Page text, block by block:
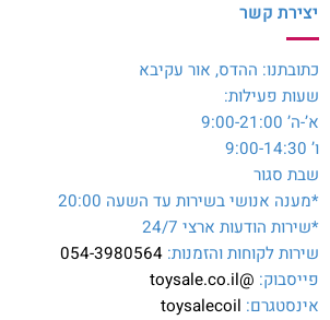
יצירת קשר
כתובתנו: ההדס, אור עקיבא
שעות פעילות:
א’-ה’ 9:00-21:00
ו’ 9:00-14:30
שבת סגור
*מענה אנושי בשירות עד השעה 20:00
*שירות הודעות ארצי 24/7
שירות לקוחות והזמנות: 054-3980564
פייסבוק: @toysale.co.il
אינסטגרם: toysalecoil